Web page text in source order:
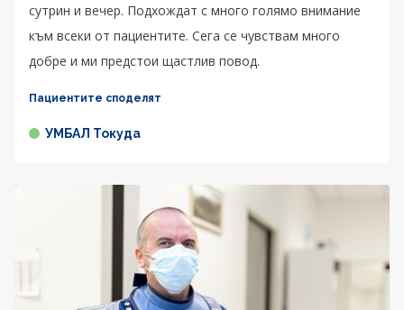
сутрин и вечер. Подхождат с много голямо внимание
към всеки от пациентите. Сега се чувствам много
добре и ми предстои щастлив повод.
Пациентите споделят
УМБАЛ Токуда